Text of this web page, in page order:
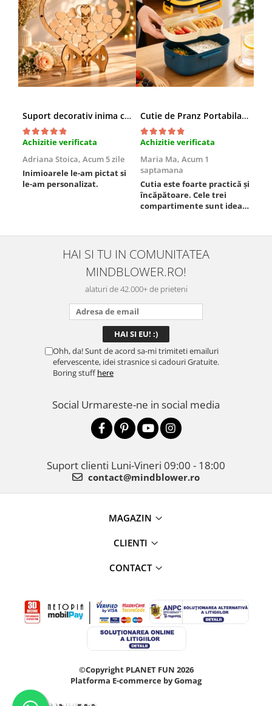
Suport decorativ inima cu mesaje, Cadou cu suflet
Achizitie verificata
Adriana Stoica, Acum 5 zile
Inimioarele le-am pictat si
le-am personalizat.
Cutie de Pranz Portabila cu Compartimente
Achizitie verificata
Maria Ma, Acum 1
saptamana
Cutia este foarte practică și
încăpătoare. Cele trei
compartimente sunt ideale
este sigură, fără scurgeri. O
folosesc aproape zilnic la
serviciu și sunt foarte
mulțumită.
HAI SI TU IN COMUNITATEA
MINDBLOWER.RO!
alaturi de 42.000+ de prieteni
Ohh, da! Sunt de acord sa-mi trimiteti emailuri
efervescente, idei strasnice si cadouri Gratuite.
Boring stuffhere
Social Urmareste-ne in social media
Suport clienti Luni-Vineri 09:00 - 18:00
contact@mindblower.ro
MAGAZIN
CLIENTI
CONTACT
©Copyright PLANET FUN 2026
Platforma E-commerce by Gomag